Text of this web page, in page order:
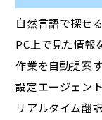
自然言語で探せる
PC上で見た情報
作業を自動提案
設定エージェント
リアルタイム翻